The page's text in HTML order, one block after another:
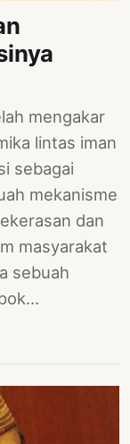
mengakar
lintas iman
sebagai
mekanisme
dan
masyarakat
sebuah